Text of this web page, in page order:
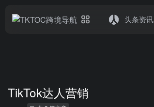
头条资讯
TikTok达人营销